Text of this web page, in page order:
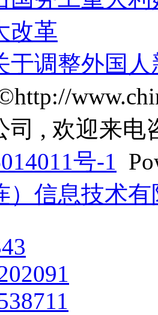
改革
于调整外国
司 , 欢迎来电
号-1
）信息技术有